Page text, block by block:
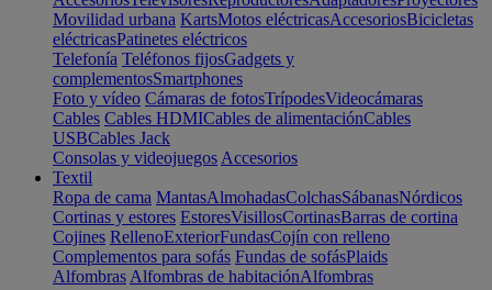
Movilidad urbana KartsMotos eléctricasAccesoriosBicicletas
eléctricasPatinetes eléctricos
Telefonía Teléfonos fijosGadgets y
complementosSmartphones
Foto y vídeo Cámaras de fotosTrípodesVideocámaras
Cables Cables HDMICables de alimentaciónCables
USBCables Jack
Consolas y videojuegos Accesorios
Textil
Ropa de cama MantasAlmohadasColchasSábanasNórdicos
Cortinas y estores EstoresVisillosCortinasBarras de cortina
Cojines RellenoExteriorFundasCojín con relleno
Complementos para sofás Fundas de sofásPlaids
Alfombras Alfombras de habitaciónAlfombras